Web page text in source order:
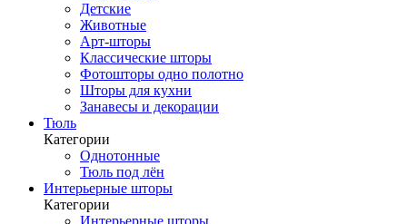
Детские
Животные
Арт-шторы
Классические шторы
Фотошторы одно полотно
Шторы для кухни
Занавесы и декорации
Тюль
Категории
Однотонные
Тюль под лён
Интерьерные шторы
Категории
Интерьерные шторы